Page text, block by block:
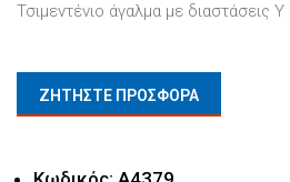
Τσιμεντένιο άγαλμα με διαστάσεις
ΖΗΤΗΣΤΕ ΠΡΟΣΦΟΡΑ